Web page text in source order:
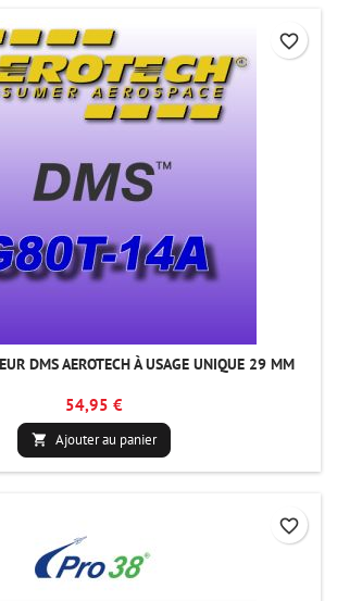
DMS AEROTECH À USAGE UNIQUE 29 MM
54,95 €
 Ajouter au panier
favorite_border
favorite_border